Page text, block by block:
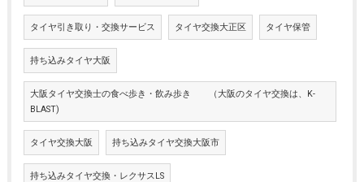
タイヤ引き取り・交換サービス タイヤ交換大正区 タイヤ保管
持ち込みタイヤ大阪
大阪タイヤ交換士の食べ歩き・飲み歩き （大阪のタイヤ交換は、K-
BLAST)
タイヤ交換大阪 持ち込みタイヤ交換大阪市
持ち込みタイヤ交換・レクサスLS